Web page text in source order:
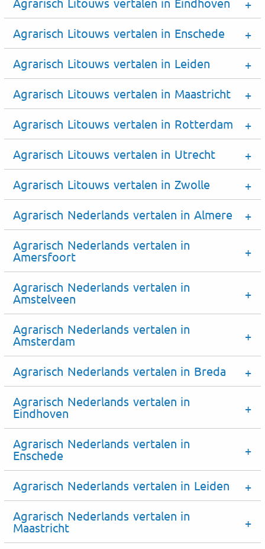
Agrarisch Litouws vertalen in Enschede
Agrarisch Litouws vertalen in Leiden
Agrarisch Litouws vertalen in Maastricht
Agrarisch Litouws vertalen in Rotterdam
Agrarisch Litouws vertalen in Utrecht
Agrarisch Litouws vertalen in Zwolle
Agrarisch Nederlands vertalen in Almere
Agrarisch Nederlands vertalen in
Amersfoort
Agrarisch Nederlands vertalen in
Amstelveen
Agrarisch Nederlands vertalen in
Amsterdam
Agrarisch Nederlands vertalen in Breda
Agrarisch Nederlands vertalen in
Eindhoven
Agrarisch Nederlands vertalen in
Enschede
Agrarisch Nederlands vertalen in Leiden
Agrarisch Nederlands vertalen in
Maastricht